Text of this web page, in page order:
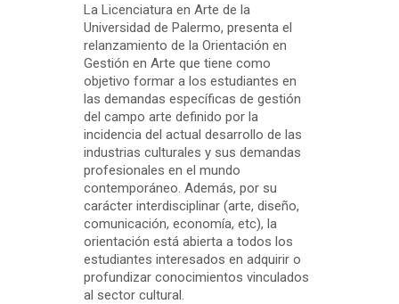
La Licenciatura en Arte de la
Universidad de Palermo, presenta el
relanzamiento de la Orientación en
Gestión en Arte que tiene como
objetivo formar a los estudiantes en
las demandas específicas de gestión
del campo arte definido por la
incidencia del actual desarrollo de las
industrias culturales y sus demandas
profesionales en el mundo
contemporáneo. Además, por su
carácter interdisciplinar (arte, diseño,
comunicación, economía, etc), la
orientación está abierta a todos los
estudiantes interesados en adquirir o
profundizar conocimientos vinculados
al sector cultural.